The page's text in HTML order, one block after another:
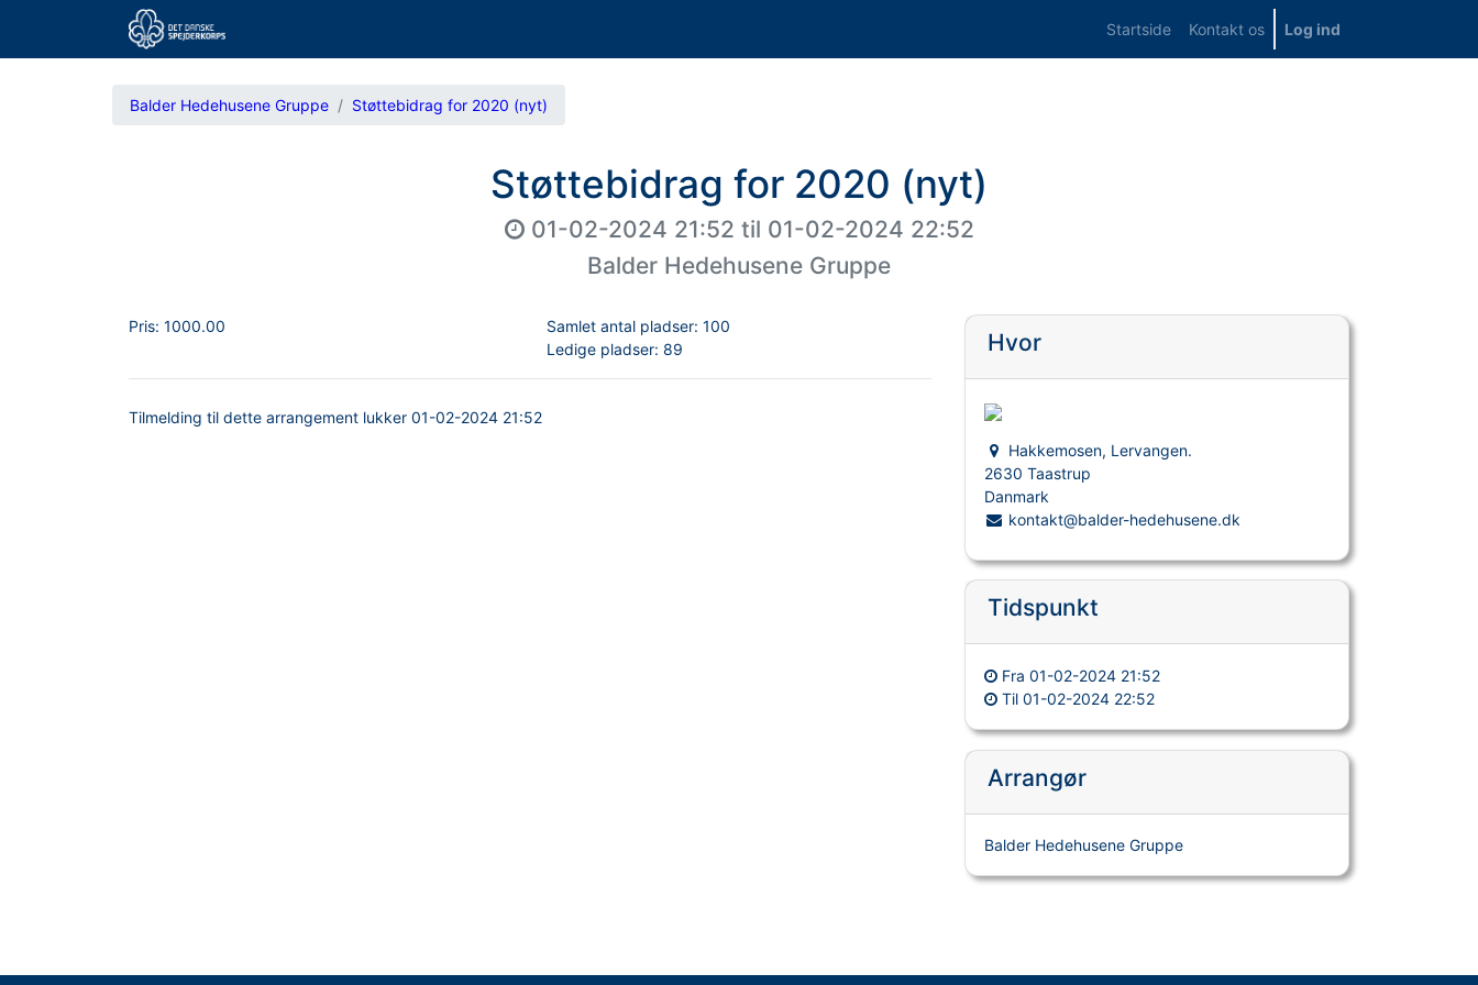
Startside Kontakt os Log ind
Balder Hedehusene Gruppe Støttebidrag for 2020 (nyt)
Støttebidrag for 2020 (nyt)
01-02-2024 21:52 til 01-02-2024 22:52
Balder Hedehusene Gruppe
Pris: 1000.00 Samlet antal pladser: 100
Ledige pladser: 89
Tilmelding til dette arrangement lukker 01-02-2024 21:52
Hvor
Hakkemosen, Lervangen.
2630 Taastrup
Danmark
kontakt@balder-hedehusene.dk
Tidspunkt
Fra01-02-2024 21:52
Til01-02-2024 22:52
Arrangør
Balder Hedehusene Gruppe